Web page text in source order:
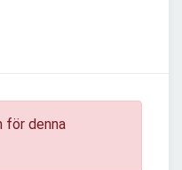
för denna